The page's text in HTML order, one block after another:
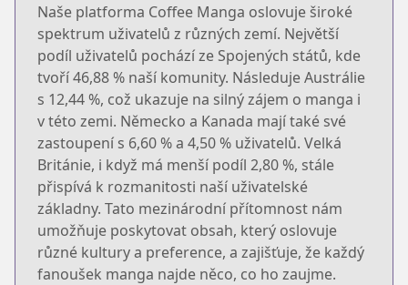
Naše platforma Coffee Manga oslovuje široké
spektrum uživatelů z různých zemí. Největší
podíl uživatelů pochází ze Spojených států, kde
tvoří 46,88 % naší komunity. Následuje Austrálie
s 12,44 %, což ukazuje na silný zájem o manga i
v této zemi. Německo a Kanada mají také své
zastoupení s 6,60 % a 4,50 % uživatelů. Velká
Británie, i když má menší podíl 2,80 %, stále
přispívá k rozmanitosti naší uživatelské
základny. Tato mezinárodní přítomnost nám
umožňuje poskytovat obsah, který oslovuje
různé kultury a preference, a zajišťuje, že každý
fanoušek manga najde něco, co ho zaujme.